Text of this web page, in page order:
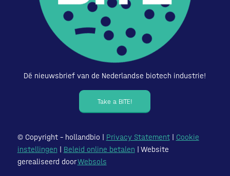
Dé nieuwsbrief van de Nederlandse biotech industrie!
Take a BITE!
© Copyright – hollandbio | Privacy Statement| Cookie
instellingen | Beleid online betalen | Website
gerealiseerd doorWebsols